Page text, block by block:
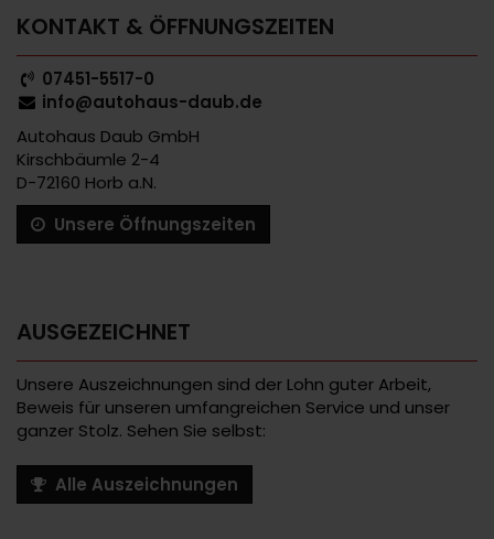
KONTAKT & ÖFFNUNGSZEITEN
07451-5517-0
info@autohaus-daub.de
Autohaus Daub GmbH
Kirschbäumle 2-4
D-72160 Horb a.N.
Unsere Öffnungszeiten
AUSGEZEICHNET
Unsere Auszeichnungen sind der Lohn guter Arbeit,
Beweis für unseren umfangreichen Service und unser
ganzer Stolz. Sehen Sie selbst:
Alle Auszeichnungen